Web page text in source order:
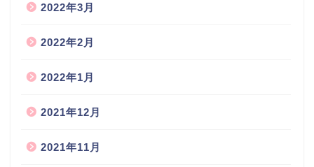
2022年3月
2022年2月
2022年1月
2021年12月
2021年11月